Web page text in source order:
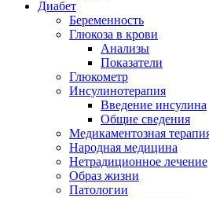
Диабет
Беременность
Глюкоза в крови
Анализы
Показатели
Глюкометр
Инсулинотерапия
Введение инсулина
Общие сведения
Медикаментозная
Народная медицина
Нетрадиционное лечение
Образ жизни
Патологии